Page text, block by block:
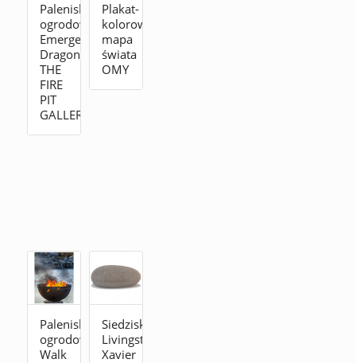
Palenisko
ogrodowe
Emergence
Dragon
THE
FIRE
PIT
GALLERY
Plakat-
kolorowanka
mapa
świata
OMY
Palenisko
ogrodowe
Walk
Siedzisko
Livingstones
Xavier